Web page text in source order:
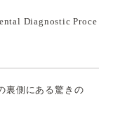
Diagnostic Proce
裏側にある驚きの